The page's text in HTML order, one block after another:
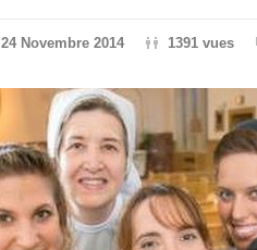
24 Novembre 2014 1391 vues